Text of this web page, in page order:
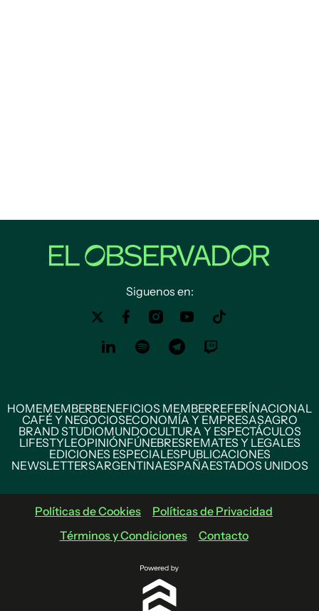
Siguenos en:
HOMEMEMBERBENEFICIOS MEMBERREFERÍNACIONAL
CAFÉ Y NEGOCIOSECONOMÍA Y EMPRESASAGRO
BRAND STUDIOMUNDOCULTURA Y ESPECTÁCULOS
LIFESTYLEOPINIÓNFÚNEBRESREMATES Y LEGALES
EDICIONES ESPECIALESPUBLICACIONES
NEWSLETTERSARGENTINAESPAÑAESTADOS UNIDOS
Políticas de Cookies
Políticas de Privacidad
Términos y Condiciones
Contacto